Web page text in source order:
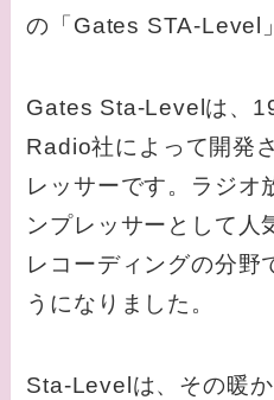
の「Gates STA-Level」
Gates Sta-Levelは、
Radio社によって開発
レッサーです。ラジオ
ンプレッサーとして人
レコーディングの分野
うになりました。
Sta-Levelは、その暖